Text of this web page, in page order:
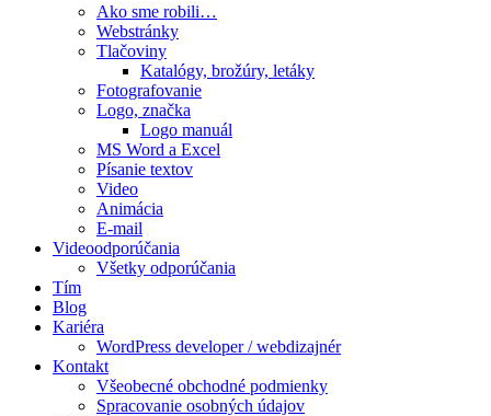
Ako sme robili…
Webstránky
Tlačoviny
Katalógy, brožúry, letáky
Fotografovanie
Logo, značka
Logo manuál
MS Word a Excel
Písanie textov
Video
Animácia
E-mail
Videoodporúčania
Všetky odporúčania
Tím
Blog
Kariéra
WordPress developer / webdizajnér
Kontakt
Všeobecné obchodné podmienky
Spracovanie osobných údajov